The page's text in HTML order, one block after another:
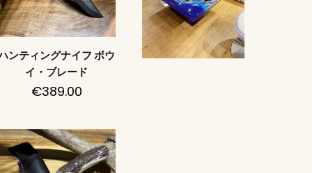
ンティングナイフ ボウ
イ・ブレード
€389.00